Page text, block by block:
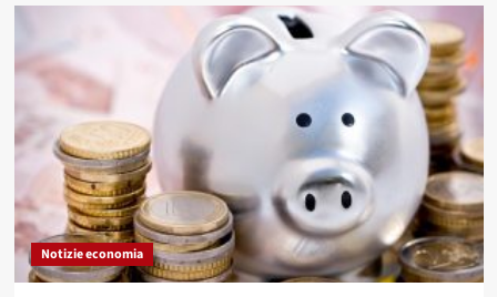
Notizie economia